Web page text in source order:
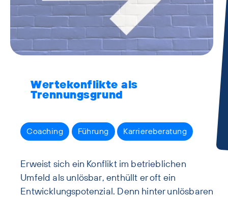
Wertekonflikte als
Trennungsgrund
Coaching Führung Karriereberatung
Erweist sich ein Konflikt im betrieblichen
Umfeld als unlösbar, enthüllt er oft ein
Entwicklungspotenzial. Denn hinter unlösbaren